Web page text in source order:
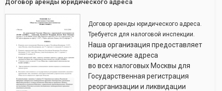
Договор аренды юридического адреса
Договор аренды юридического адреса.
Требуется для налоговой инспекции.
Наша организация предоставляет
юридические адреса
во всех налоговых Москвы для
Государственная регистрация
реорганизации и ликвидации